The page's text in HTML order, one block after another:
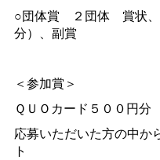
○団体賞 ２団体 賞状
分）、副賞
＜参加賞＞
ＱＵＯカード５００円分
応募いただいた方の中か
ト